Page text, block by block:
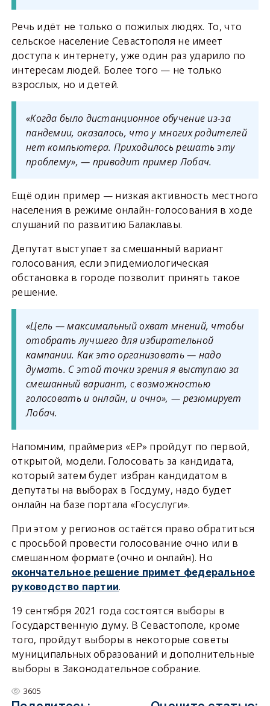
Речь идёт не только о пожилых людях. То, что
сельское население Севастополя не имеет
доступа к интернету, уже один раз ударило по
интересам людей. Более того — не только
взрослых, но и детей.
«Когда было дистанционное обучение из-за
пандемии, оказалось, что у многих родителей
нет компьютера. Приходилось решать эту
проблему», — приводит пример Лобач.
Ещё один пример — низкая активность местного
населения в режиме онлайн-голосования в ходе
слушаний по развитию Балаклавы.
Депутат выступает за смешанный вариант
голосования, если эпидемиологическая
обстановка в городе позволит принять такое
решение.
«Цель — максимальный охват мнений, чтобы
отобрать лучшего для избирательной
кампании. Как это организовать — надо
думать. С этой точки зрения я выступаю за
смешанный вариант, с возможностью
голосовать и онлайн, и очно», — резюмирует
Лобач.
Напомним, праймериз «ЕР» пройдут по первой,
открытой, модели. Голосовать за кандидата,
который затем будет избран кандидатом в
депутаты на выборах в Госдуму, надо будет
онлайн на базе портала «Госуслуги».
При этом у регионов остаётся право обратиться
с просьбой провести голосование очно или в
смешанном формате (очно и онлайн). Но
окончательное решение примет федеральное
руководство партии.
19 сентября 2021 года состоятся выборы в
Государственную думу. В Севастополе, кроме
того, пройдут выборы в некоторые советы
муниципальных образований и дополнительные
выборы в Законодательное собрание.
3605